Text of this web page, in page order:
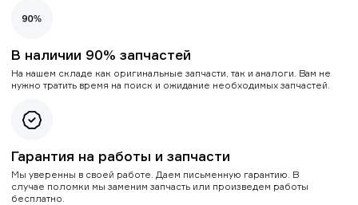
В наличии 90% запчастей
На нашем складе как оригинальные запчасти, так и аналоги. Вам не
нужно тратить время на поиск и ожидание необходимых запчастей.
Гарантия на работы и запчасти
Мы уверенны в своей работе. Даем письменную гарантию. В
случае поломки мы заменим запчасть или произведем работы
бесплатно.